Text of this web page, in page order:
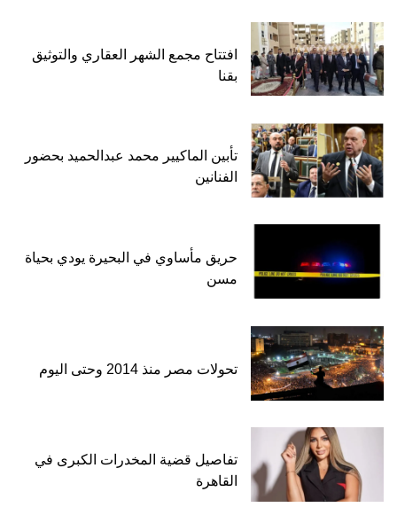
افتتاح مجمع الشهر العقاري والتوثيق
بقنا
تأبين الماكيير محمد عبدالحميد بحضور
الفنانين
حريق مأساوي في البحيرة يودي بحياة
مسن
تحولات مصر منذ 2014 وحتى اليوم
تفاصيل قضية المخدرات الكبرى في
القاهرة